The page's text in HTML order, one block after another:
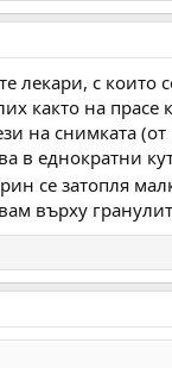
лекари, с
както на прасе
на снимката
в еднократни
се затопля
върху